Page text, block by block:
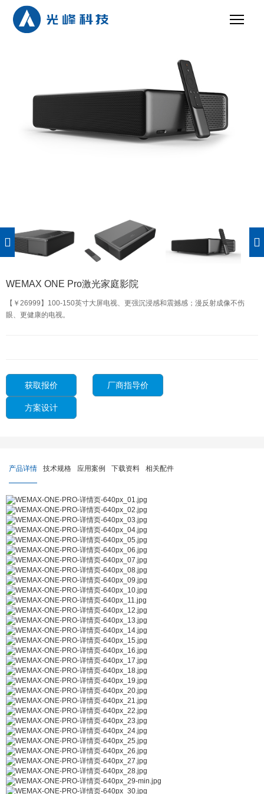
WEMAX ONE Pro激光家庭影院
【￥26999】100-150英寸大屏电视、更强沉浸感和震撼感；漫反射成像不伤
眼、更健康的电视。
获取报价 厂商指导价
方案设计
产品详情 技术规格 应用案例 下载资料 相关配件